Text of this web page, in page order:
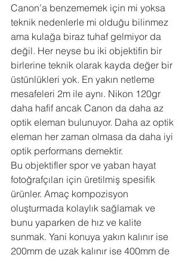
Canon’a benzememek için mi yoksa
teknik nedenlerle mi olduğu bilinmez
ama kulağa biraz tuhaf gelmiyor da
değil. Her neyse bu iki objektifin bir
birlerine teknik olarak kayda değer bir
üstünlükleri yok. En yakın netleme
mesafeleri 2m ile aynı. Nikon 120gr
daha hafif ancak Canon da daha az
optik eleman bulunuyor. Daha az optik
eleman her zaman olmasa da daha iyi
optik performans demektir.
Bu objektifler spor ve yaban hayat
fotoğrafçıları için üretilmiş spesifik
ürünler. Amaç kompozisyon
oluşturmada kolaylık sağlamak ve
bunu yaparken de hız ve kalite
sunmak. Yani konuya yakın kalınır ise
200mm de uzak kalınır ise 400mm de